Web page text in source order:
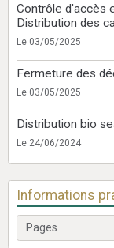
Contrôle d'accès
Distribution des
Le 03/05/2025
Fermeture des
Le 03/05/2025
Distribution bio
Le 24/06/2024
Informations